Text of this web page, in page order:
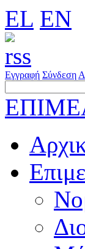
EL EN
Εγγραφή Σύνδεση